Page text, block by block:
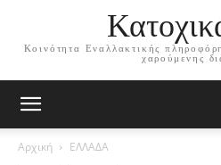
Κοινότητα Εναλλακτικής
χαρούμενης
Αρχική ΕΛΛΑΔΑ